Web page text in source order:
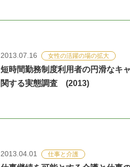
2013.07.16 女性の活躍の場の拡大
短時間勤務制度利用者の円滑なキ
関する実態調査 (2013)
2013.04.01 仕事と介護